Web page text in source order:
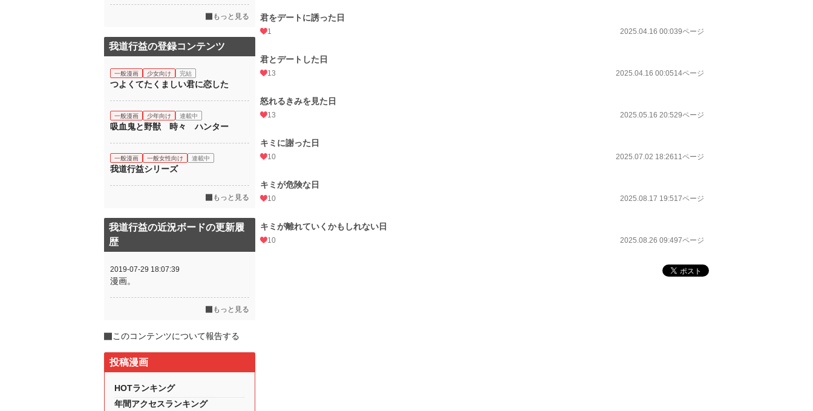
君をデートに誘った日
1 2025.04.16 00:039ページ
君とデートした日
13 2025.04.16 00:0514ページ
怒れるきみを見た日
13 2025.05.16 20:529ページ
キミに謝った日
10 2025.07.02 18:2611ページ
キミが危険な日
10 2025.08.17 19:517ページ
キミが離れていくかもしれない日
10 2025.08.26 09:497ページ
もっと見る
我道行益の登録コンテンツ
一般漫画 少女向け 完結
つよくてたくましい君に恋した
一般漫画 少年向け 連載中
吸血鬼と野獣 時々 ハンター
一般漫画 一般女性向け 連載中
我道行益シリーズ
もっと見る
我道行益の近況ボードの更新履
歴
2019-07-29 18:07:39
漫画。
もっと見る
このコンテンツについて報告する
投稿漫画
HOTランキング
年間アクセスランキング